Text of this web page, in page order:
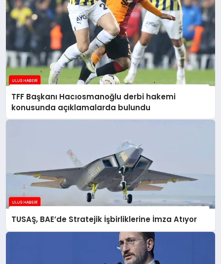
TFF Başkanı Hacıosmanoğlu derbi hakemi
konusunda açıklamalarda bulundu
TUSAŞ, BAE’de Stratejik İşbirliklerine İmza Atıyor